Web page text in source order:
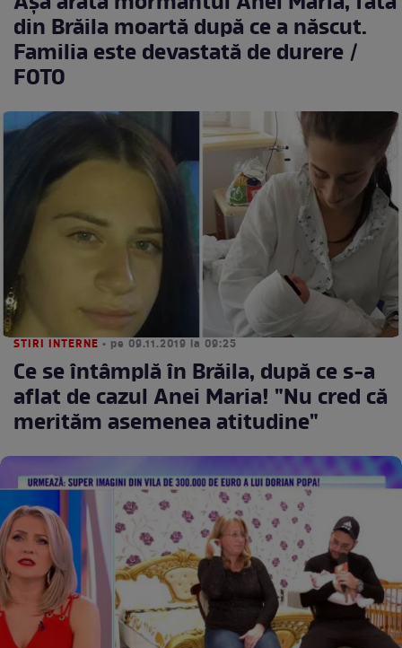
din Brăila moartă după ce a născut.
Familia este devastată de durere /
FOTO
STIRI INTERNE • pe 09.11.2019 la 09:25
Ce se întâmplă în Brăila, după ce s-a
aflat de cazul Anei Maria! "Nu cred că
merităm asemenea atitudine"